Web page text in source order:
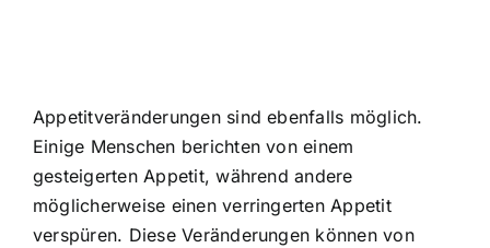
Appetitveränderungen sind ebenfalls möglich.
Einige Menschen berichten von einem
gesteigerten Appetit, während andere
möglicherweise einen verringerten Appetit
verspüren. Diese Veränderungen können von